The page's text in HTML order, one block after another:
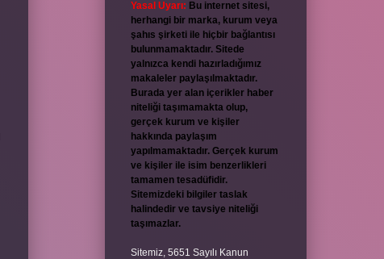
Yasal Uyarı: Bu internet sitesi,
herhangi bir marka, kurum veya
şahıs şirketi ile hiçbir bağlantısı
bulunmamaktadır. Sitede
yalnızca kendi hazırladığımız
makaleler paylaşılmaktadır.
Burada yer alan içerikler haber
niteliği taşımamakta olup,
gerçek kurum ve kişiler
hakkında paylaşım
yapılmamaktadır. Gerçek kurum
ve kişiler ile isim benzerlikleri
tamamen tesadüfidir.
Sitemizdeki bilgiler taslak
halindedir ve tavsiye niteliği
taşımazlar.
Sitemiz, 5651 Sayılı Kanun